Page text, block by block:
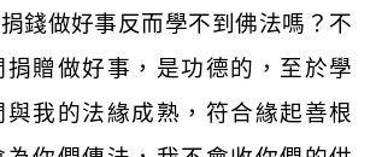
錢做好事反而學不到佛法嗎？不
捐贈做好事，是功德的，至於學
與我的法緣成熟，符合緣起善根